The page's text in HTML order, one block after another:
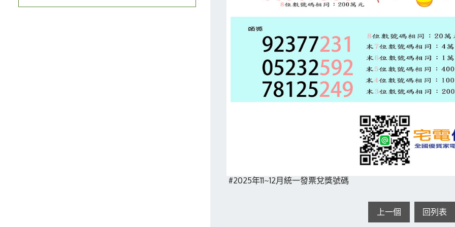
#2025年11~12月統一發票兌獎號碼
上一個 回列表